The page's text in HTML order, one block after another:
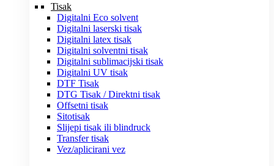
Tisak
Digitalni Eco solvent
Digitalni laserski tisak
Digitalni latex tisak
Digitalni solventni tisak
Digitalni sublimacijski tisak
Digitalni UV tisak
DTF Tisak
DTG Tisak / Direktni tisak
Offsetni tisak
Sitotisak
Slijepi tisak ili blindruck
Transfer tisak
Vez/aplicirani vez